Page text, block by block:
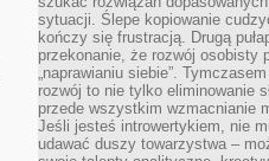
sytuacji. Ślepe kopiowanie
kończy się frustracją. Drugą
przekonanie, że rozwój osobisty
„naprawianiu siebie”.
rozwój to nie tylko eliminowanie
przede wszystkim wzmacnianie
Jeśli jesteś introwertykiem, nie
udawać duszy towarzystwa –